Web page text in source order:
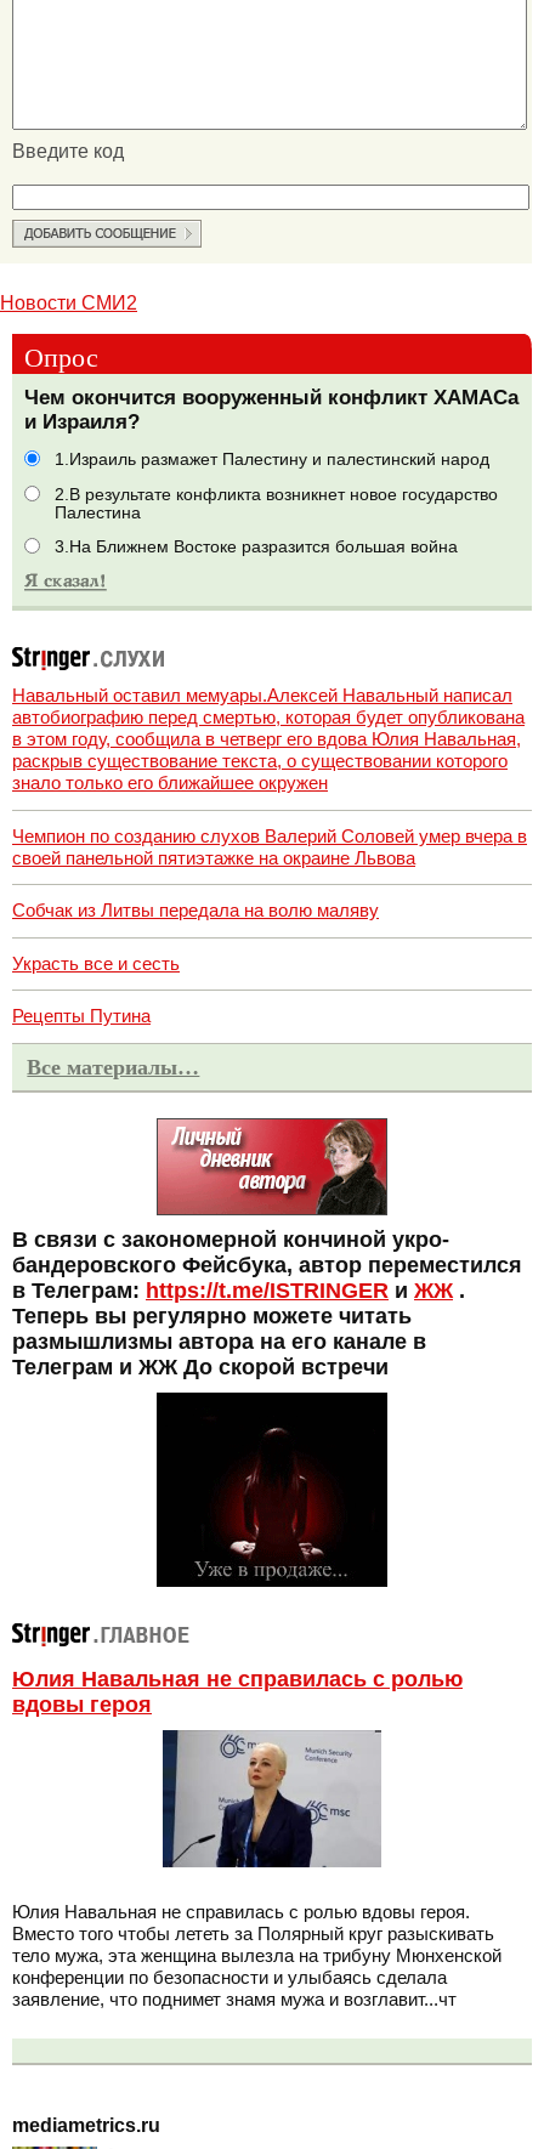
Введите код
Новости СМИ2
Опрос
Чем окончится вооруженный конфликт ХАМАСа
и Израиля?
1.Израиль размажет Палестину и палестинский народ
2.В результате конфликта возникнет новое государство
Палестина
3.На Ближнем Востоке разразится большая война
Навальный оставил мемуары.Алексей Навальный написал
автобиографию перед смертью, которая будет опубликована
в этом году, сообщила в четверг его вдова Юлия Навальная,
раскрыв существование текста, о существовании которого
знало только его ближайшее окружен
Чемпион по созданию слухов Валерий Соловей умер вчера в
своей панельной пятиэтажке на окраине Львова
Собчак из Литвы передала на волю маляву
Украсть все и сесть
Рецепты Путина
Все материалы…
В связи с закономерной кончиной укро-
бандеровского Фейсбука, автор переместился
в Телеграм: https://t.me/ISTRINGER и ЖЖ .
Теперь вы регулярно можете читать
размышлизмы автора на его канале в
Телеграм и ЖЖ До скорой встречи
Юлия Навальная не справилась с ролью
вдовы героя
Юлия Навальная не справилась с ролью вдовы героя.
Вместо того чтобы лететь за Полярный круг разыскивать
тело мужа, эта женщина вылезла на трибуну Мюнхенской
конференции по безопасности и улыбаясь сделала
заявление, что поднимет знамя мужа и возглавит...чт
mediametrics.ru